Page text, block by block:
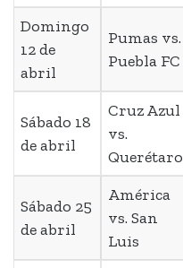
Domingo
12 de
abril
Pumas vs.
Puebla FC
Sábado 18
de abril
Cruz Azul
vs.
Querétaro
Sábado 25
de abril
América
vs. San
Luis